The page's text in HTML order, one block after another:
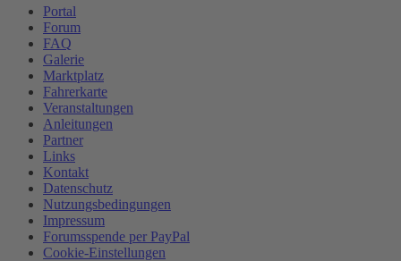
Portal
Forum
FAQ
Galerie
Marktplatz
Fahrerkarte
Veranstaltungen
Anleitungen
Partner
Links
Kontakt
Datenschutz
Nutzungsbedingungen
Impressum
Forumsspende per PayPal
Cookie-Einstellungen